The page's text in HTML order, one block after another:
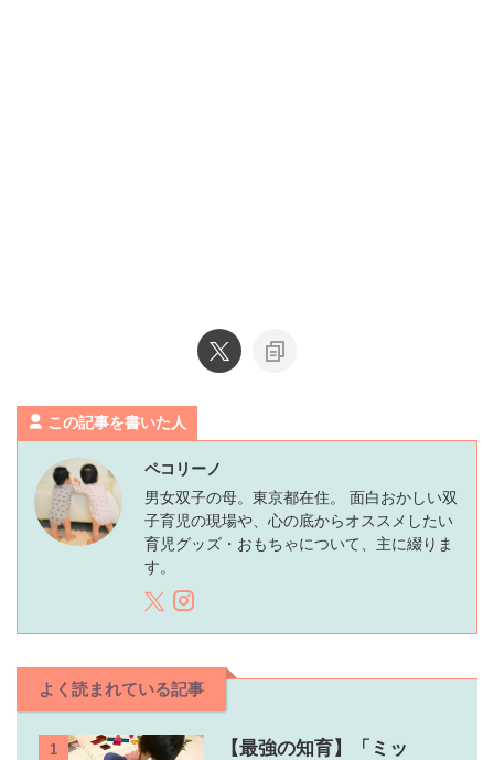
この記事を書いた人
ペコリーノ
男女双子の母。東京都在住。 面白おかしい双
子育児の現場や、心の底からオススメしたい
育児グッズ・おもちゃについて、主に綴りま
す。
よく読まれている記事
1
【最強の知育】「ミッ